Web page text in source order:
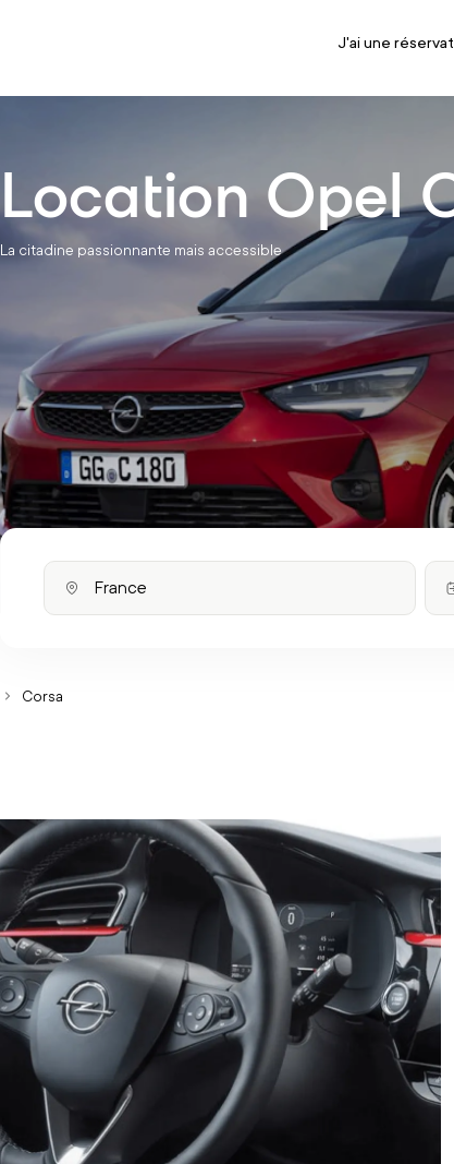
J'ai une
Location Opel
La citadine passionnante mais accessible
Corsa